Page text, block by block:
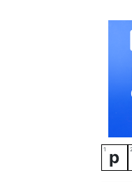
р